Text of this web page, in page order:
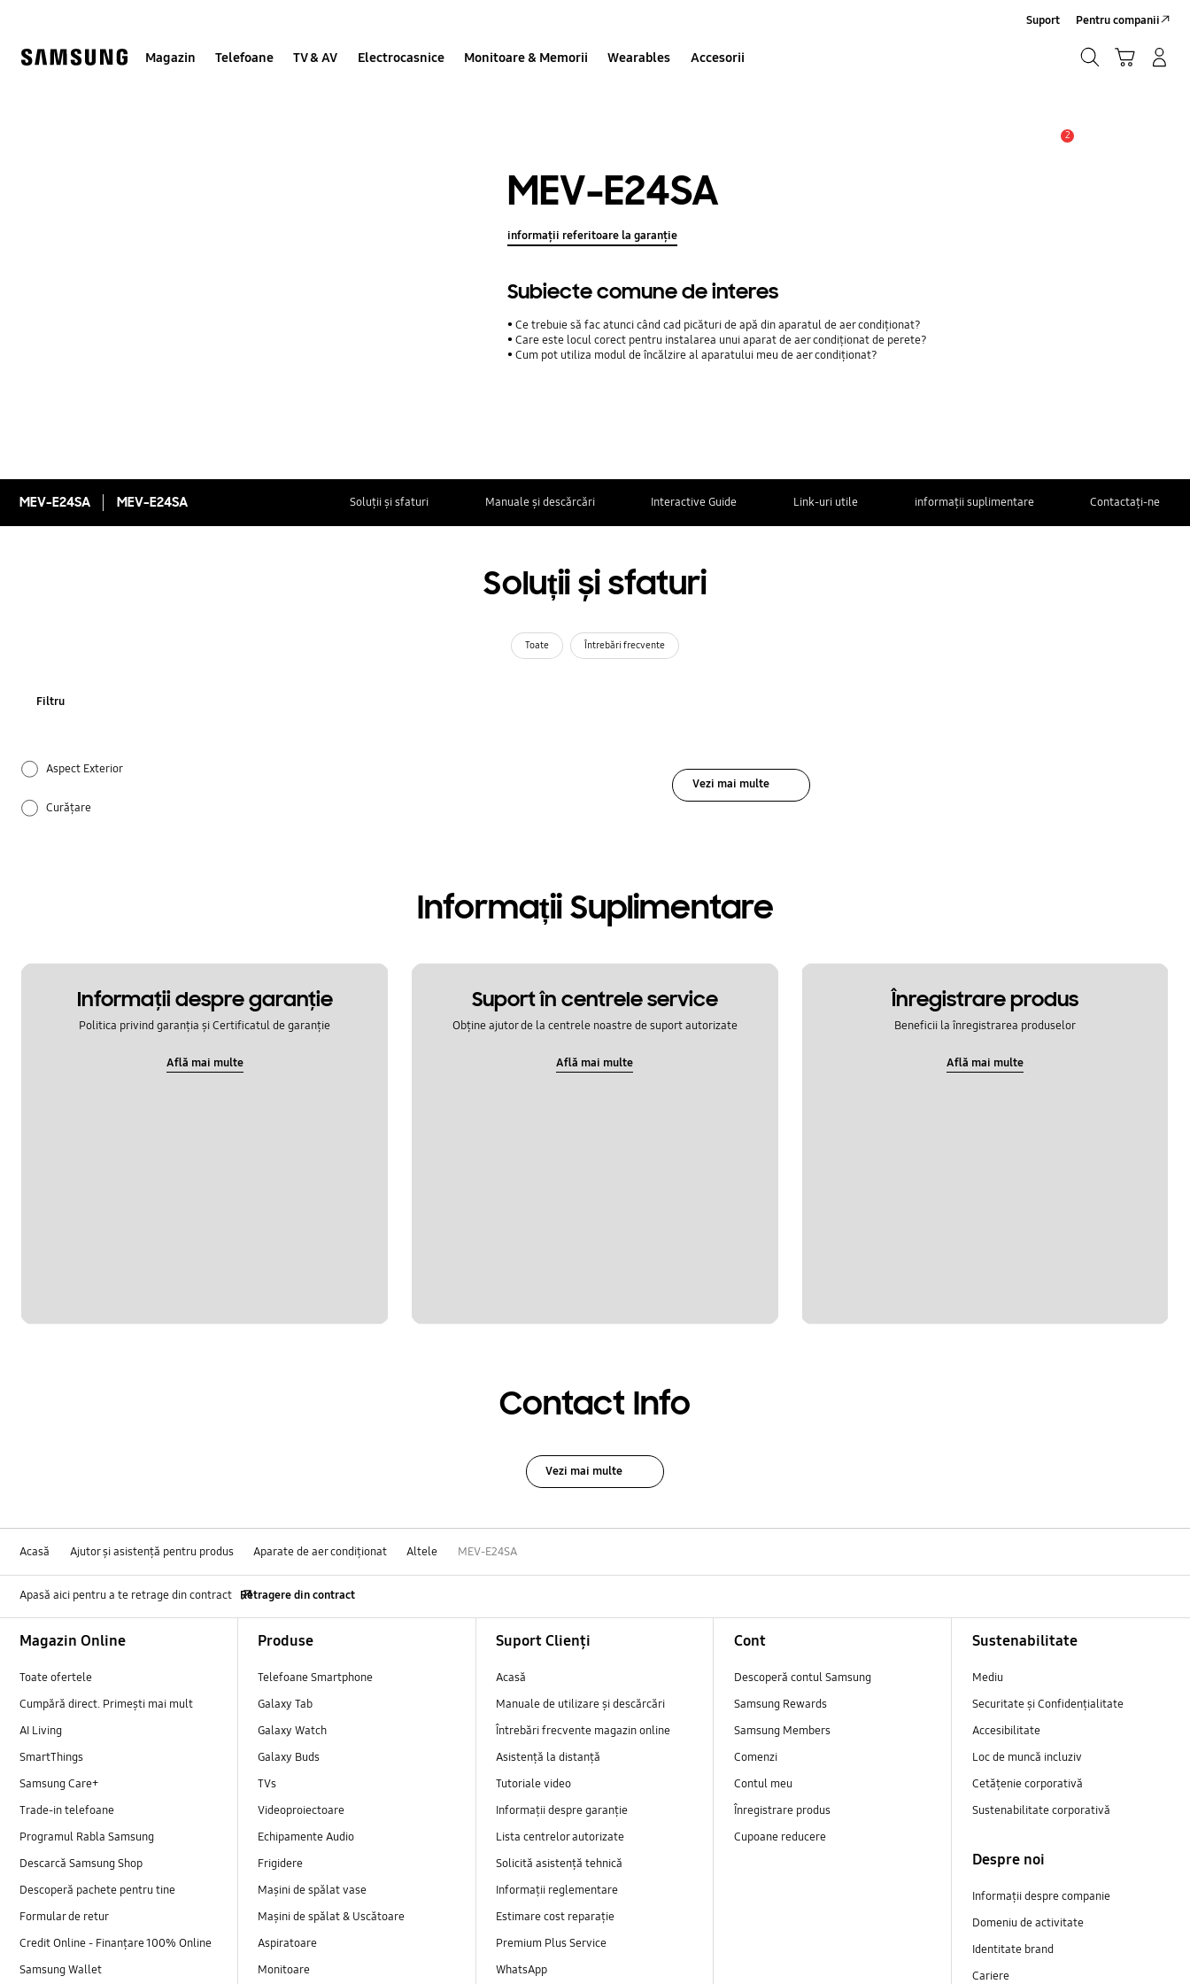
Magazin Telefoane TV & AV Electrocasnice Monitoare & Memorii Wearables Accesorii
Suport Pentru companii
2
MEV-E24SA
informații referitoare la garanție
Subiecte comune de interes
Ce trebuie să fac atunci când cad picături de apă din aparatul de aer condiționat?
Care este locul corect pentru instalarea unui aparat de aer condiționat de perete?
Cum pot utiliza modul de încălzire al aparatului meu de aer condiționat?
MEV-E24SA MEV-E24SA Soluții și sfaturi Manuale și descărcări Interactive Guide Link-uri utile informații suplimentare Contactaţi-ne
Soluții și sfaturi
Toate Întrebări frecvente
Filtru
Aspect Exterior
Curățare
Scurgeri de apă
Întreținere și accesorii
Vezi mai multe
Informații Suplimentare
Informaţii despre garanţie
Politica privind garanția și Certificatul de garanție
Află mai multe
Suport în centrele service
Obține ajutor de la centrele noastre de suport autorizate
Află mai multe
Înregistrare produs
Beneficii la înregistrarea produselor
Află mai multe
Contact Info
Vezi mai multe
Acasă Ajutor și asistență pentru produs Aparate de aer condiţionat Altele MEV-E24SA
Apasă aici pentru a te retrage din contract Retragere din contract
Magazin Online
Toate ofertele
Cumpără direct. Primești mai mult
AI Living
SmartThings
Samsung Care+
Trade-in telefoane
Programul Rabla Samsung
Descarcă Samsung Shop
Descoperă pachete pentru tine
Formular de retur
Credit Online - Finanțare 100% Online
Samsung Wallet
Produse
Telefoane Smartphone
Galaxy Tab
Galaxy Watch
Galaxy Buds
TVs
Videoproiectoare
Echipamente Audio
Frigidere
Mașini de spălat vase
Mașini de spălat & Uscătoare
Aspiratoare
Monitoare
Suport Clienți
Acasă
Manuale de utilizare și descărcări
Întrebări frecvente magazin online
Asistență la distanță
Tutoriale video
Informații despre garanție
Lista centrelor autorizate
Solicită asistență tehnică
Informații reglementare
Estimare cost reparație
Premium Plus Service
WhatsApp
Cont
Descoperă contul Samsung
Samsung Rewards
Samsung Members
Comenzi
Contul meu
Înregistrare produs
Cupoane reducere
Sustenabilitate
Mediu
Securitate și Confidențialitate
Accesibilitate
Loc de muncă incluziv
Cetățenie corporativă
Sustenabilitate corporativă
Despre noi
Informații despre companie
Domeniu de activitate
Identitate brand
Cariere